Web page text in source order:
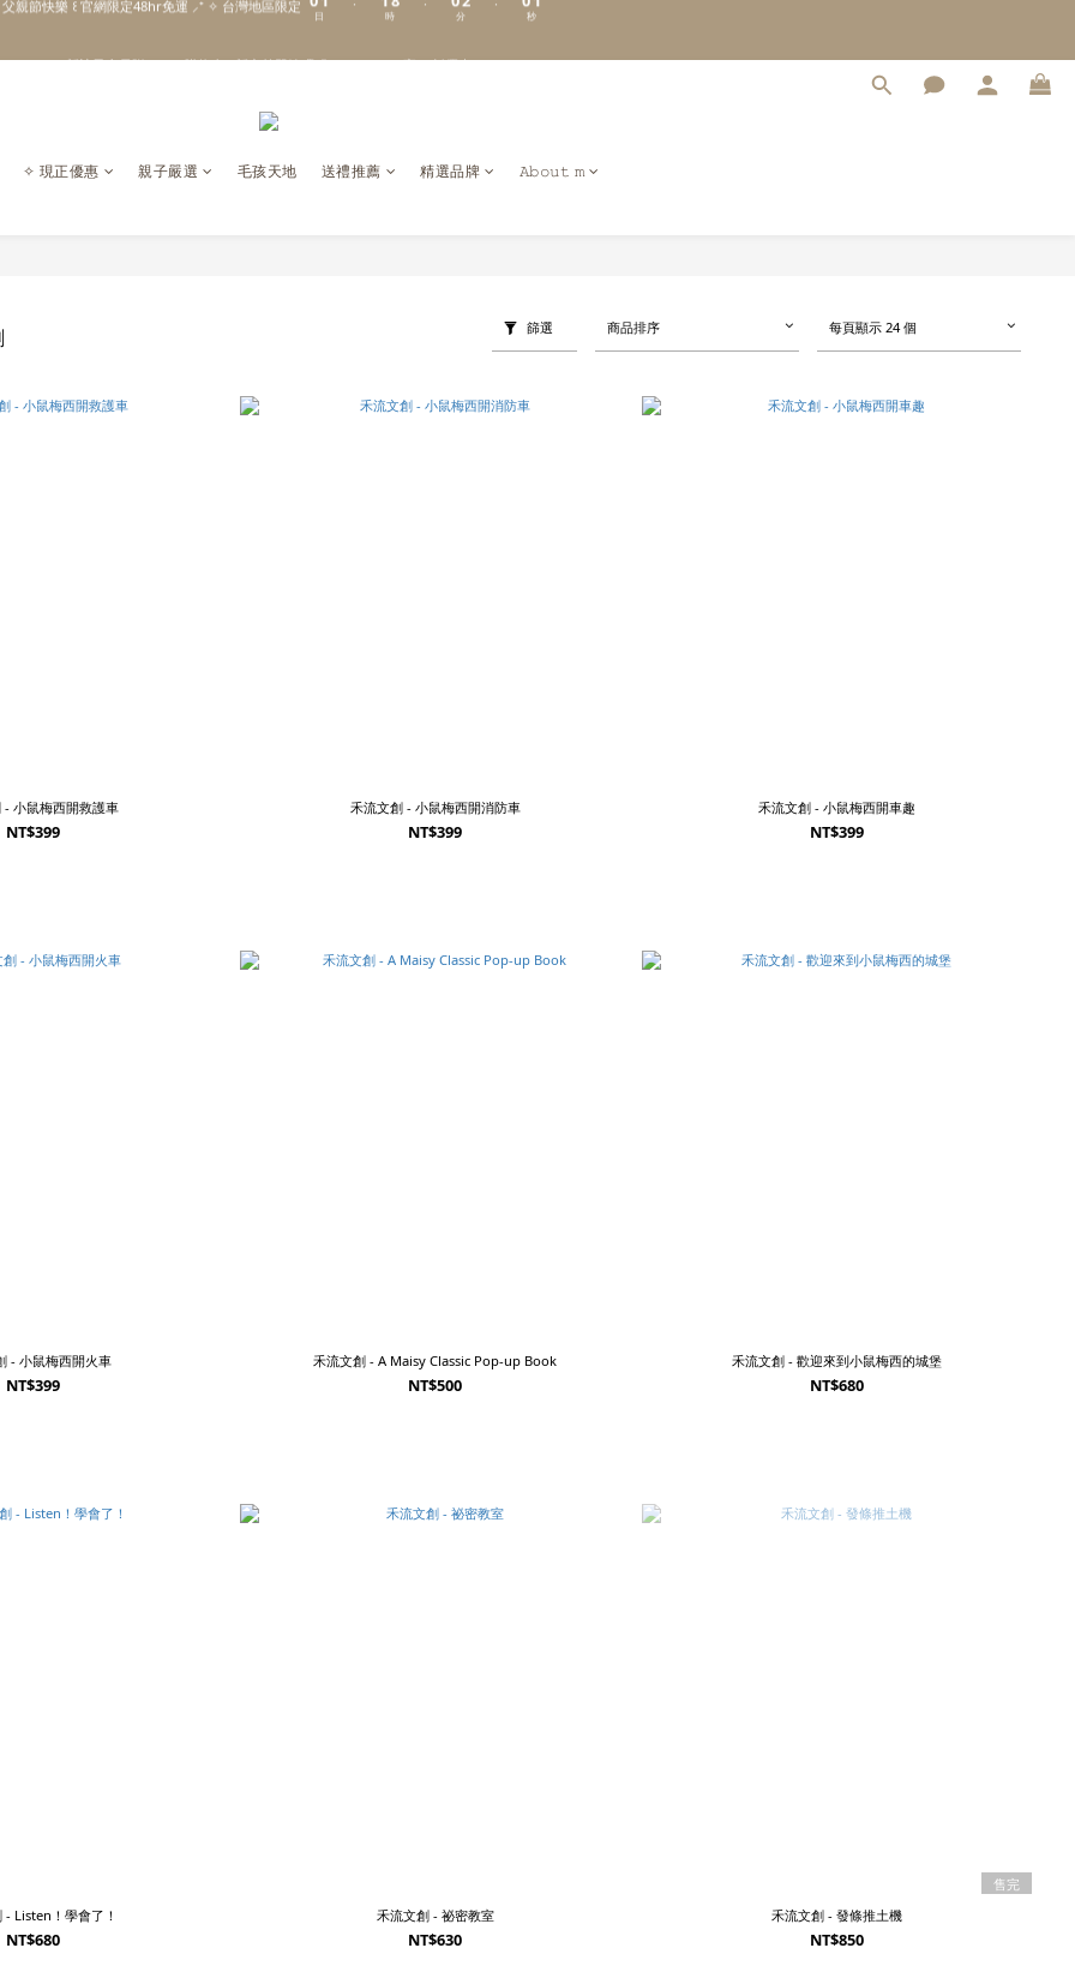
\ Welcome to 𝙻𝚒𝚝𝚝𝚕𝚎 𝙼𝚒𝚕𝚔𝚢 𝚆𝚊𝚢  ✨ For the Little Ones. /
6
0
✧ 現正優惠 親子嚴選 毛孩天地 送禮推薦 精選品牌 𝙰𝚋𝚘𝚞𝚝 𝚖
篩選 商品排序 每頁顯示 24 個
- 小鼠梅西開救護車
NT$399
禾流文創 - 小鼠梅西開消防車
NT$399
禾流文創 - 小鼠梅西開車趣
NT$399
- 小鼠梅西開火車
NT$399
禾流文創 - A Maisy Classic Pop-up Book
NT$500
禾流文創 - 歡迎來到小鼠梅西的城堡
NT$680
- Listen！學會了！
NT$680
禾流文創 - 祕密教室
NT$630
售完
禾流文創 - 發條推土機
NT$850